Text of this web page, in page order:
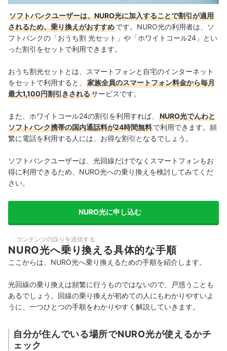
ソフトバンクユーザーは、NURO光に加入することで割引が適用
されるため、乗り換えがおすすめです。 NURO光の利用者は、ソ
フトバンクの「おうち割 光セット」や「ホワイトコール24」とい
った割引をセットで利用できます。
おうち割光セットとは、スマートフォンと自宅のインターネット
をセットで利用すると、
家族全員のスマートフォン料金から毎月
最大1,100円割引きされるサービスです。
また、ホワイトコール24の割引を利用すれば、
NURO光でんわと
ソフトバンク携帯の国内通話料が24時間無料で利用できます。頻
繁に電話を利用する人には、お得な割引となるでしょう。
ソフトバンクユーザーは、光回線だけでなくスマートフォンもお
得に利用できるため、NURO光への乗り換えを検討してみてくだ
さい。
NURO光に申し込む
コンテンツの誤りを送信する
NURO光へ乗り換える具体的な手順
ここからは、NURO光へ乗り換えるための手順を紹介します。
光回線の乗り換えは頻繁に行うものではないので、戸惑うことも
あるでしょう。回線の乗り換えが初めての人にもわかりやすいよ
うに、一つひとつの手順をわかりやすく解説していきます。
自分が住んでいる場所でNURO光が使えるかチ
ェック